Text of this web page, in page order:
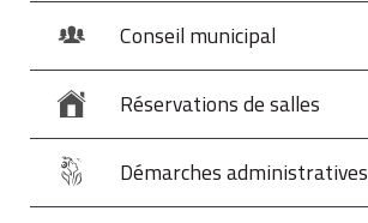
Conseil municipal
Réservations de salles
Démarches administratives